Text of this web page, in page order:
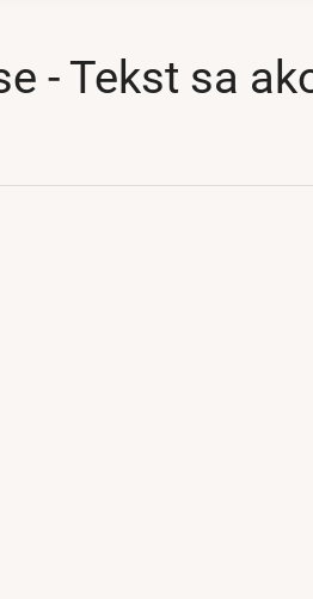
- Tekst sa